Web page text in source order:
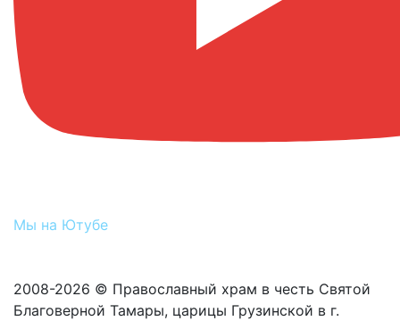
Мы на Ютубе
2008-2026 © Православный храм в честь Святой
Благоверной Тамары, царицы Грузинской в г.